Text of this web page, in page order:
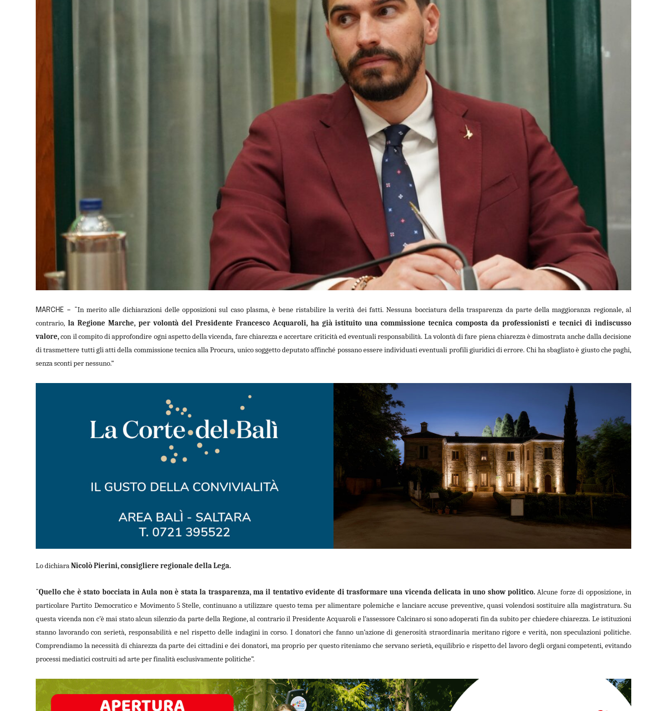
MARCHE – “In merito alle dichiarazioni delle opposizioni sul caso plasma, è bene ristabilire la verità dei fatti. Nessuna bocciatura della trasparenza da parte della maggioranza regionale, al
contrario, la Regione Marche, per volontà del Presidente Francesco Acquaroli, ha già istituito una commissione tecnica composta da professionisti e tecnici di indiscusso
valore,con il compito di approfondire ogni aspetto della vicenda, fare chiarezza e accertare criticità ed eventuali responsabilità. La volontà di fare piena chiarezza è dimostrata anche dalla decisione
di trasmettere tutti gli atti della commissione tecnica alla Procura, unico soggetto deputato affinché possano essere individuati eventuali profili giuridici di errore. Chi ha sbagliato è giusto che paghi,
senza sconti per nessuno.”
Lo dichiaraNicolò Pierini, consigliere regionale della Lega.
“Quello che è stato bocciata in Aula non è stata la trasparenza, ma il tentativo evidente di trasformare una vicenda delicata in uno show politico.Alcune forze di opposizione, in
particolare Partito Democratico e Movimento 5 Stelle, continuano a utilizzare questo tema per alimentare polemiche e lanciare accuse preventive, quasi volendosi sostituire alla magistratura. Su
questa vicenda non c’è mai stato alcun silenzio da parte della Regione, al contrario il Presidente Acquaroli e l’assessore Calcinaro si sono adoperati fin da subito per chiedere chiarezza. Le istituzioni
stanno lavorando con serietà, responsabilità e nel rispetto delle indagini in corso. I donatori che fanno un’azione di generosità straordinaria meritano rigore e verità, non speculazioni politiche.
Comprendiamo la necessità di chiarezza da parte dei cittadini e dei donatori, ma proprio per questo riteniamo che servano serietà, equilibrio e rispetto del lavoro degli organi competenti, evitando
processi mediatici costruiti ad arte per finalità esclusivamente politiche”.